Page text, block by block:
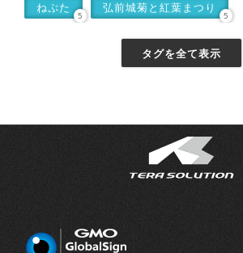
ねぷた
5
弘前城菊と紅葉まつり
5
タグを全て表示